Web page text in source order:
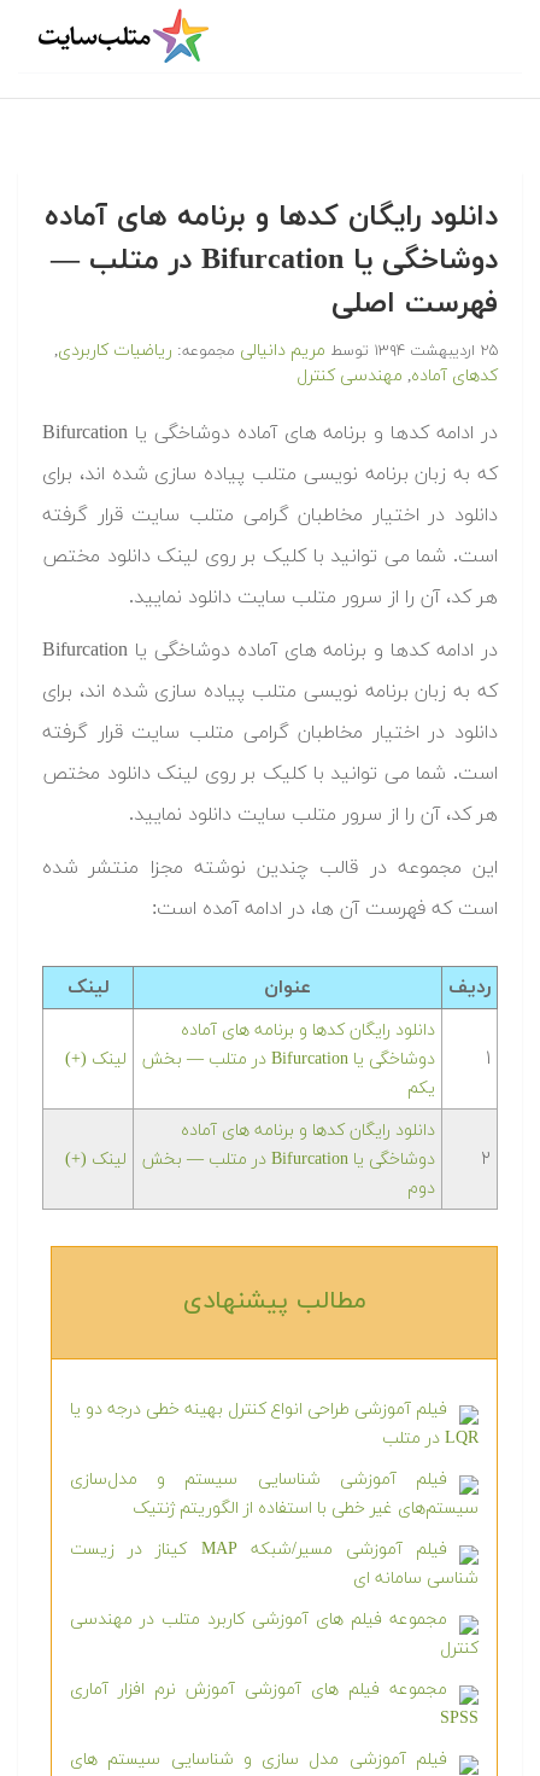
دانلود رایگان کدها و برنامه های آماده
دوشاخگی یا Bifurcation در متلب‬‬ —
فهرست اصلی
۲۵ اردیبهشت ۱۳۹۴ توسط مریم دانیالی مجموعه: ریاضیات کاربردی,
کدهای آماده, مهندسی کنترل
‫در ادامه کدها و برنامه های آماده دوشاخگی یا Bifurcation
که به زبان برنامه نویسی متلب پیاده سازی شده اند، برای
دانلود در اختیار مخاطبان گرامی متلب سایت قرار گرفته
است. شما می توانید با کلیک بر روی لینک دانلود مختص
هر کد، آن را از سرور متلب سایت دانلود نمایید.‬
‫در ادامه کدها و برنامه های آماده دوشاخگی یا Bifurcation
که به زبان برنامه نویسی متلب پیاده سازی شده اند، برای
دانلود در اختیار مخاطبان گرامی متلب سایت قرار گرفته
است. شما می توانید با کلیک بر روی لینک دانلود مختص
هر کد، آن را از سرور متلب سایت دانلود نمایید.‬
این مجموعه در قالب چندین نوشته مجزا منتشر شده
است که فهرست آن ها، در ادامه آمده است:
ردیف عنوان لینک
۱
دانلود رایگان کدها و برنامه های آماده
دوشاخگی یا Bifurcation در متلب‬‬ — بخش
یکم
لینک (+)
۲
دانلود رایگان کدها و برنامه های آماده
دوشاخگی یا Bifurcation در متلب‬‬ — بخش
دوم
لینک (+)
مطالب پیشنهادی‎
فیلم آموزشی طراحی انواع کنترل بهینه خطی درجه دو یا
LQR در متلب
فیلم آموزشی شناسایی سیستم و مدل‌سازی
سیستم‌های غیر خطی با استفاده از الگوریتم ژنتیک
فیلم آموزشی مسیر/شبکه MAP کیناز در زیست
شناسی سامانه ای
مجموعه فیلم های آموزشی کاربرد متلب در مهندسی
کنترل
مجموعه فیلم های آموزشی آموزش نرم افزار آماری
SPSS
فیلم آموزشی مدل سازی و شناسایی سیستم های